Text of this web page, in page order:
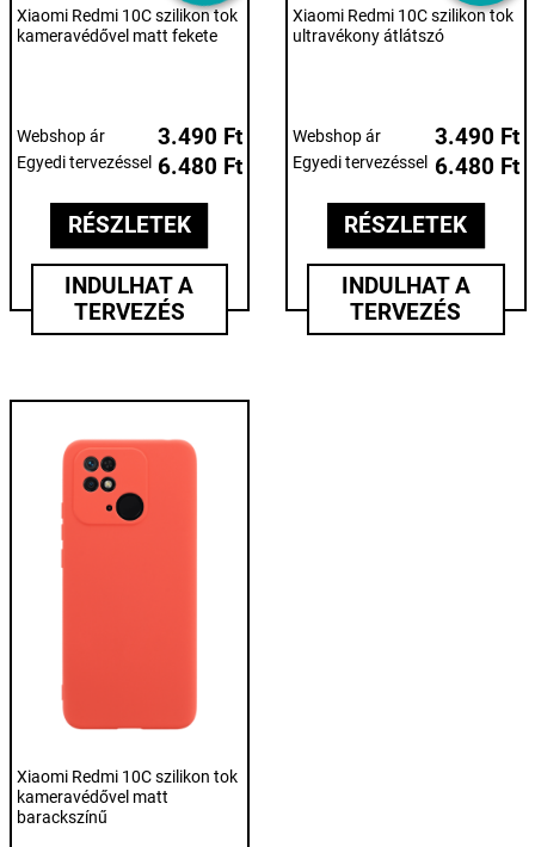
Xiaomi Redmi 10C szilikon tok
kameravédővel matt fekete
Webshop ár 3.490 Ft
Egyedi tervezéssel 6.480 Ft
RÉSZLETEK
INDULHAT A
TERVEZÉS
Xiaomi Redmi 10C szilikon tok
ultravékony átlátszó
Webshop ár 3.490 Ft
Egyedi tervezéssel 6.480 Ft
RÉSZLETEK
INDULHAT A
TERVEZÉS
Xiaomi Redmi 10C szilikon tok
kameravédővel matt
barackszínű